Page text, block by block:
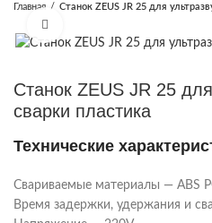
Главная Станок ZEUS JR 25 для
Станок ZEUS JR 25
сварки пластика
Технические
Свариваемые материалы — ABS
Время задержки, удержания и